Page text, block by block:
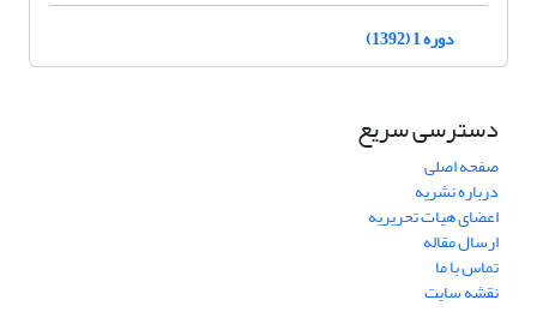
دوره 1 (1392)
دسترسی سریع
صفحه اصلی
درباره نشریه
اعضای هیات تحریریه
ارسال مقاله
تماس با ما
نقشه سایت